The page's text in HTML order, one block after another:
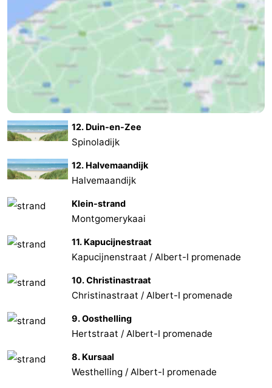
12. Duin-en-Zee
Spinoladijk
12. Halvemaandijk
Halvemaandijk
Klein-strand
Montgomerykaai
11. Kapucijnestraat
Kapucijnenstraat / Albert-I promenade
10. Christinastraat
Christinastraat / Albert-I promenade
9. Oosthelling
Hertstraat / Albert-I promenade
8. Kursaal
Westhelling / Albert-I promenade